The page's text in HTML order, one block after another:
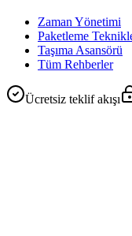
Zaman Yönetimi
Paketleme
Taşıma Asansörü
Tüm Rehberler
Ücretsiz teklif akışı